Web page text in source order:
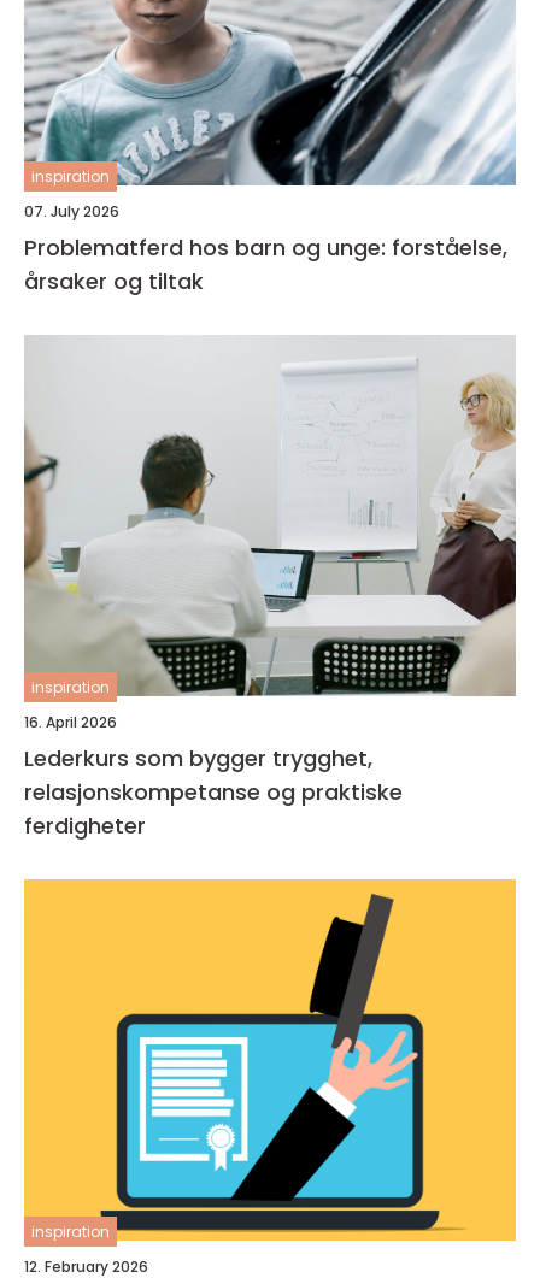
inspiration
07. July 2026
Problematferd hos barn og unge: forståelse,
årsaker og tiltak
inspiration
16. April 2026
Lederkurs som bygger trygghet,
relasjonskompetanse og praktiske
ferdigheter
inspiration
12. February 2026